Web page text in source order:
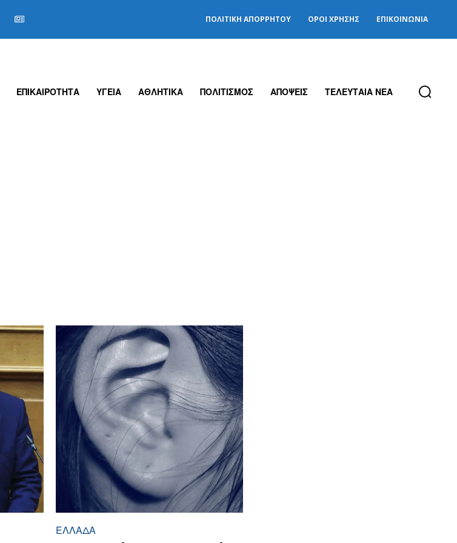
ΠΟΛΙΤΙΚΉ ΑΠΟΡΡΉΤΟΥ ΌΡΟΙ ΧΡΉΣΗΣ ΕΠΙΚΟΙΝΩΝΊΑ
ΕΠΙΚΑΙΡΟΤΗΤΑ ΥΓΕΙΑ ΑΘΛΗΤΙΚΑ ΠΟΛΙΤΙΣΜΟΣ ΑΠΟΨΕΙΣ ΤΕΛΕΥΤΑΙΑ ΝΕΑ
ΕΛΛΆΔΑ